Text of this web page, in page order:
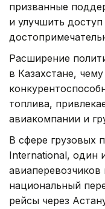
призванные
и улучшить
Расширение
в Казахстане,
топлива,
авиакомпании и
В сфере грузовых
International, один
национальный
рейсы через